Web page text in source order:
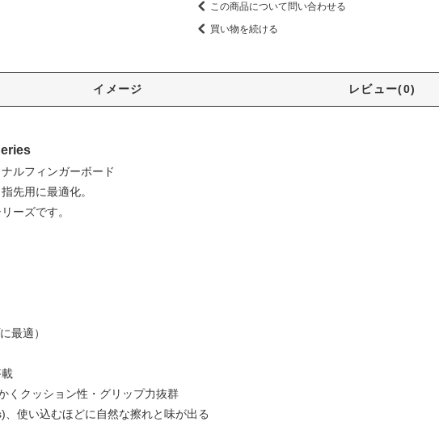
この商品について問い合わせる
買い物を続ける
イメージ レビュー(0)
ルフィンガーボード
先用に最適化。
ーズです。
最適）
くクッション性・グリップ力抜群
使い込むほどに自然な擦れと味が出る